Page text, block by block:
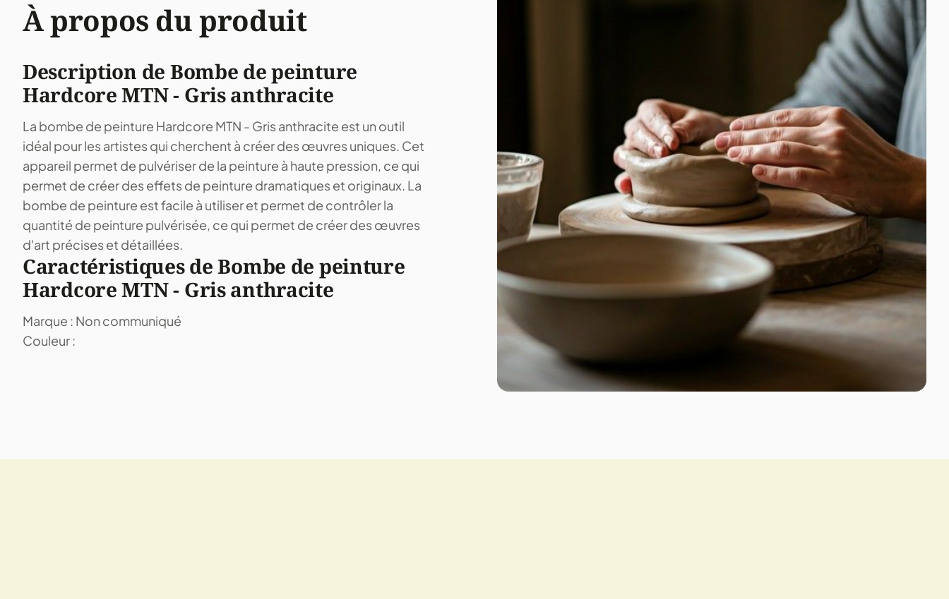
À propos du produit
Description de Bombe de peinture
Hardcore MTN - Gris anthracite
La bombe de peinture Hardcore MTN - Gris anthracite est un outil
idéal pour les artistes qui cherchent à créer des œuvres uniques. Cet
appareil permet de pulvériser de la peinture à haute pression, ce qui
permet de créer des effets de peinture dramatiques et originaux. La
bombe de peinture est facile à utiliser et permet de contrôler la
quantité de peinture pulvérisée, ce qui permet de créer des œuvres
d'art précises et détaillées.
Caractéristiques de Bombe de peinture
Hardcore MTN - Gris anthracite
Marque : Non communiqué
Couleur :